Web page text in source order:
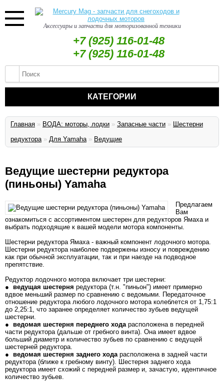
Аксессуары и запчасти для моторизованной техники
+7 (925) 116-01-48
+7 (925) 116-01-48
КАТЕГОРИИ
Главная » ВОДА: моторы, лодки » Запасные части » Шестерни
редуктора» Для Yamaha» Ведущие
Ведущие шестерни редуктора
(пиньоны) Yamaha
Предлагаем
Вам
ознакомиться с ассортиментом шестерен для редукторов Ямаха и
выбрать подходящие к вашей модели мотора компоненты.
Шестерни редуктора Ямаха - важный компонент лодочного мотора.
Шестерни редуктора наиболее подвержены износу и повреждению
как при обычной эксплуатации, так и при наезде на подводное
препятствие.
Редуктор лодочного мотора включает три шестерни:
● ведущая шестерня редуктора (т.н. "пиньон") имеет примерно
вдвое меньший размер по сравнению с ведомыми. Передаточное
отношение редуктора любого лодочного мотора колеблется от 1,75:1
до 2,25:1, что заранее определяет количество зубьев ведущей
шестерни.
● ведомая шестерня переднего ходарасположена в передней
части редуктора (дальше от гребного винта). Она имеет вдвое
больший диаметр и количество зубьев по сравнению с ведущей
шестерней редуктора.
● ведомая шестерня заднего ходарасположена в задней части
редуктора (ближе к гребному винту). Шестерня заднего хода
редуктора имеет схожий с передней размер и, зачастую, идентичное
количество зубьев.